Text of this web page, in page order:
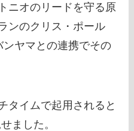
ニオのリードを守る原
ンのクリス・ポール
ンヤマとの連携でその
タイムで起用されると
ました。